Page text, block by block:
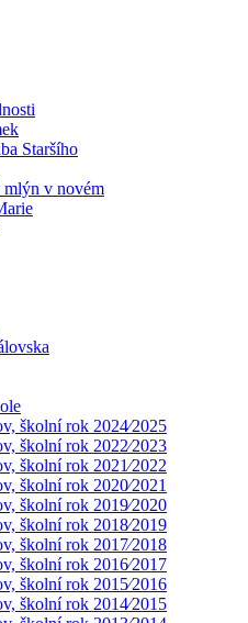
Staršího
v novém
školní rok 2024⁄2025
školní rok 2022⁄2023
školní rok 2021⁄2022
školní rok 2020⁄2021
školní rok 2019⁄2020
školní rok 2018⁄2019
školní rok 2017⁄2018
školní rok 2016⁄2017
školní rok 2015⁄2016
školní rok 2014⁄2015